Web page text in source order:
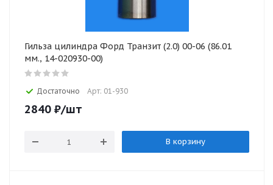
Гильза цилиндра Форд Транзит (2.0) 00-06 (86.01
мм., 14-020930-00)
Достаточно Арт: 01-930
2840 ₽/шт
В корзину